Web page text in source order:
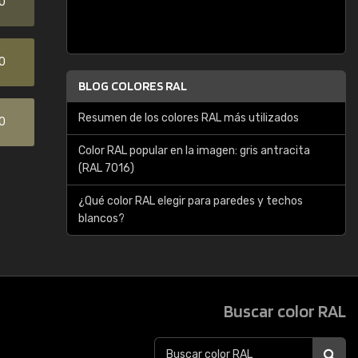
BLOG COLORES RAL
Resumen de los colores RAL más utilizados
Color RAL popular en la imagen: gris antracita
(RAL 7016)
¿Qué color RAL elegir para paredes y techos
blancos?
Buscar color RAL